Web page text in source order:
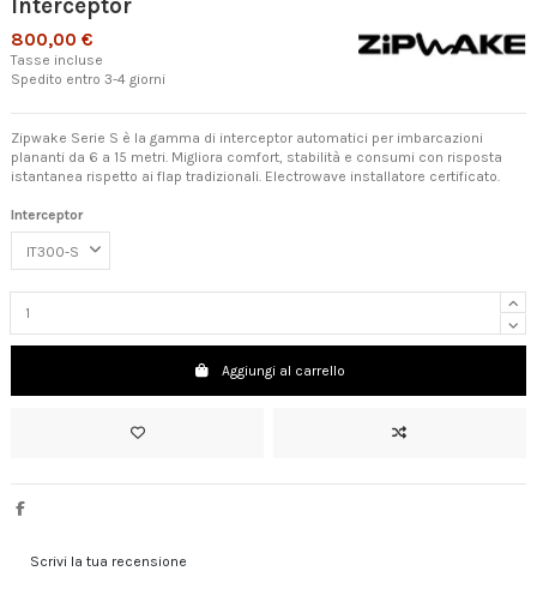
Interceptor
800,00 €
Tasse incluse
Spedito entro 3-4 giorni
Zipwake Serie S è la gamma di interceptor automatici per imbarcazioni
plananti da 6 a 15 metri. Migliora comfort, stabilità e consumi con risposta
istantanea rispetto ai flap tradizionali. Electrowave installatore certificato.
Interceptor
Aggiungi al carrello
Scrivi la tua recensione